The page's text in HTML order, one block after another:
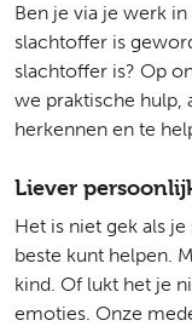
Ben je via je werk
slachtoffer is
slachtoffer is? Op
we praktische hulp,
herkennen en te
Liever
Het is niet gek als
beste kunt helpen.
kind. Of lukt het je
emoties. Onze